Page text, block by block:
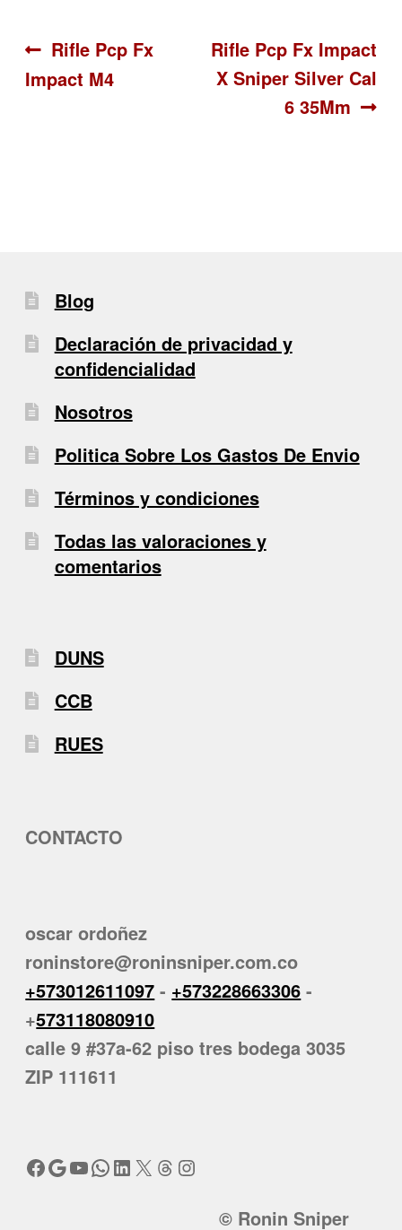
Navegación
de
Anterior:
Rifle Pcp Fx
Impact M4
Siguiente:
Rifle Pcp Fx Impact
X Sniper Silver Cal
6 35Mm
Blog
Declaración de privacidad y
confidencialidad
Nosotros
Politica Sobre Los Gastos De Envio
Términos y condiciones
Todas las valoraciones y
comentarios
DUNS
CCB
RUES
CONTACTO
oscar ordoñez
roninstore@roninsniper.com.co
+573012611097 - +573228663306 -
+573118080910
calle 9 #37a-62 piso tres bodega 3035
ZIP 111611
Facebook
Google
YouTube
WhatsApp
LinkedIn
X Threads
Instagram
© Ronin Sniper